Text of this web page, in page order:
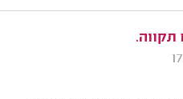
תקווה.